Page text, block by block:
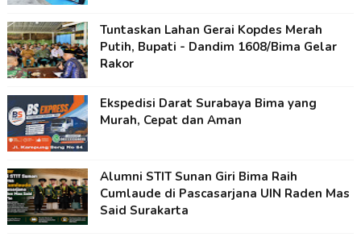
Tuntaskan Lahan Gerai Kopdes Merah
Putih, Bupati - Dandim 1608/Bima Gelar
Rakor
Ekspedisi Darat Surabaya Bima yang
Murah, Cepat dan Aman
Alumni STIT Sunan Giri Bima Raih
Cumlaude di Pascasarjana UIN Raden Mas
Said Surakarta